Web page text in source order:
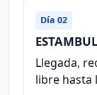
Día 02
ESTAMBUL
Llegada,
libre hasta